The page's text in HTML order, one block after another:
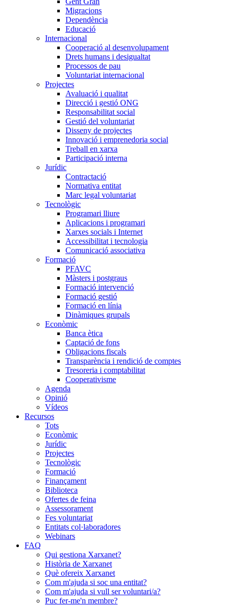
Migracions
Dependència
Educació
Internacional
Cooperació al desenvolupament
Drets humans i desigualtat
Processos de pau
Voluntariat internacional
Projectes
Avaluació i qualitat
Direcció i gestió ONG
Responsabilitat social
Gestió del voluntariat
Disseny de projectes
Innovació i emprenedoria social
Treball en xarxa
Participació interna
Jurídic
Contractació
Normativa entitat
Marc legal voluntariat
Tecnològic
Programari lliure
Aplicacions i programari
Xarxes socials i Internet
Accessibilitat i tecnologia
Comunicació associativa
Formació
PFAVC
Màsters i postgraus
Formació intervenció
Formació gestió
Formació en línia
Dinàmiques grupals
Econòmic
Banca ètica
Captació de fons
Obligacions fiscals
Transparència i rendició de comptes
Tresoreria i comptabilitat
Cooperativisme
Agenda
Opinió
Vídeos
Recursos
Tots
Econòmic
Jurídic
Projectes
Tecnològic
Formació
Finançament
Biblioteca
Ofertes de feina
Assessorament
Fes voluntariat
Entitats col·laboradores
Webinars
FAQ
Qui gestiona Xarxanet?
Història de Xarxanet
Què ofereix Xarxanet
Com m'ajuda si soc una entitat?
Com m'ajuda si vull ser voluntari/a?
Puc fer-me'n membre?